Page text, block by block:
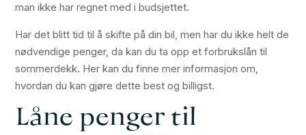
man ikke har regnet med i budsjettet.
Har det blitt tid til å skifte på din bil, men har du ikke helt de
nødvendige penger, da kan du ta opp et forbrukslån til
sommerdekk. Her kan du finne mer informasjon om,
hvordan du kan gjøre dette best og billigst.
Låne penger til